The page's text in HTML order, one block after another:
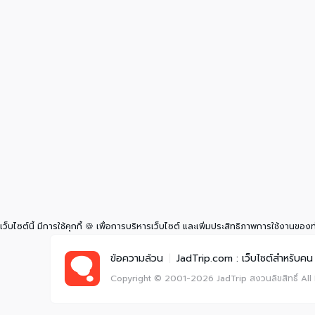
เว็บไซต์นี้ มีการใช้คุกกี้ 🍪 เพื่อการบริหารเว็บไซต์ และเพิ่มประสิทธิภาพการใช้งานของ
ข้อความล้วน JadTrip.com : เว็บไซต์สำหรับค
Copyright © 2001-2026 JadTrip สงวนลิขสิทธิ์ All